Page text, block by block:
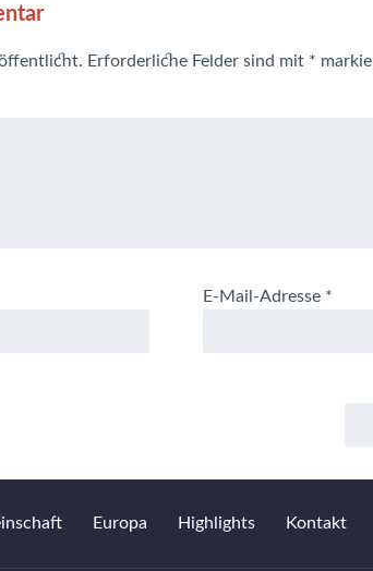
Erforderliche Felder sind mit *
E-Mail-Adresse *
Europa Highlights Kontakt